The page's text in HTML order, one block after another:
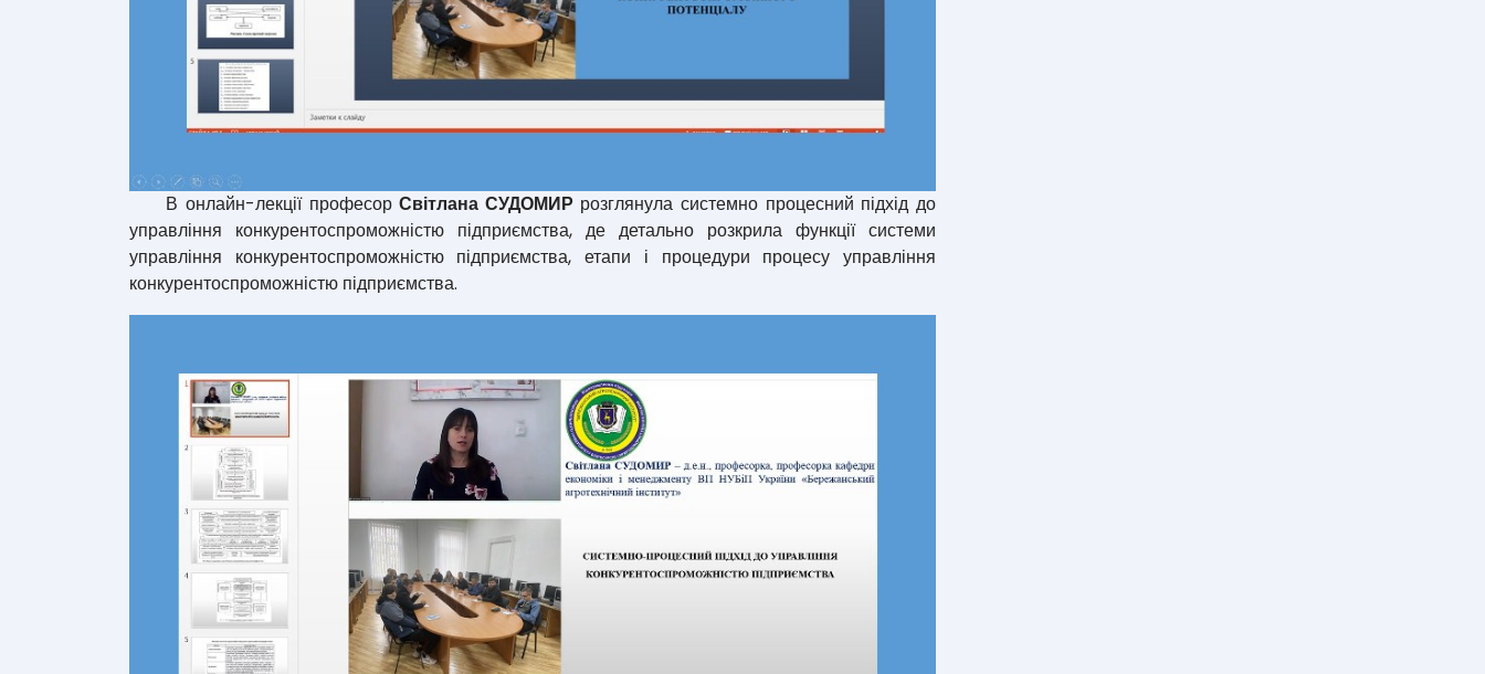
В онлайн-лекції професорСвітлана СУДОМИР розглянула системно процесний підхід до
управління конкурентоспроможністю підприємства, де детально розкрила функції системи
управління конкурентоспроможністю підприємства, етапи і процедури процесу управління
конкурентоспроможністю підприємства.